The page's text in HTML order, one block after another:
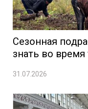
Сезонная
знать во время
31.07.2026